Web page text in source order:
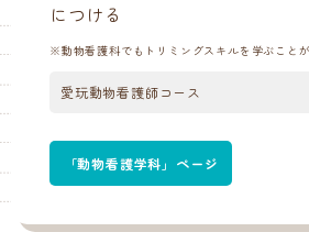
につける
※動物看護科でもトリミングスキルを学ぶことが
愛玩動物看護師コース
「動物看護学科」ページ